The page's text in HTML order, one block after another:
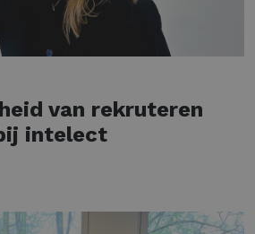
van rekruteren
intelect